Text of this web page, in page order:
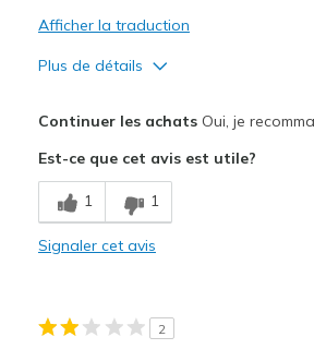
Afficher la traduction
Plus de détails
Comfortable
Width
Sizing
Continuer les achatsOui, je
Est-ce que cet avis est utile?
1 1
Signaler cet avis
2